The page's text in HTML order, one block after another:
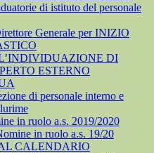
di istituto del personale
Generale per INIZIO
DI
ESTERNO
di personale interno e
in ruolo a.s. 2019/2020
in ruolo a.s. 19/20
CALENDARIO